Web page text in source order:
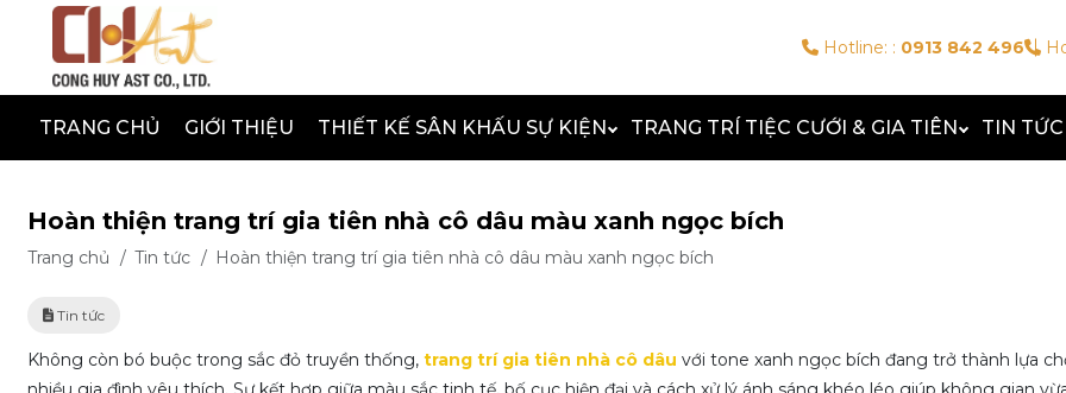
Hotline: : 0913 842 496
TRANG CHỦ GIỚI THIỆU THIẾT KẾ SÂN KHẤU SỰ KIỆN TRANG TRÍ TIỆC CƯỚI & GIA TIÊN TIN TỨC
Hoàn thiện trang trí gia tiên nhà cô dâu màu xanh ngọc bích
Trang chủ / Tin tức / Hoàn thiện trang trí gia tiên nhà cô dâu màu xanh ngọc bích
Tin tức
Không còn bó buộc trong sắc đỏ truyền thống, trang trí gia tiên nhà cô dâu với tone xanh ngọc bích đang trở thành lựa